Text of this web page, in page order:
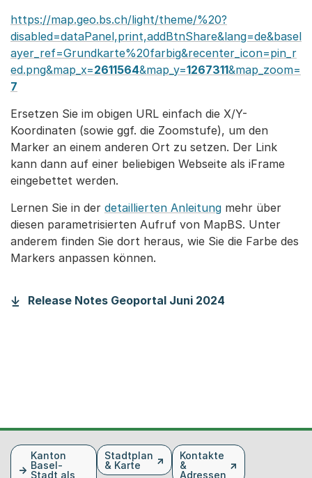
https://map.geo.bs.ch/light/theme/%20?
disabled=dataPanel,print,addBtnShare&lang=de&basel
ayer_ref=Grundkarte%20farbig&recenter_icon=pin_r
ed.png&map_x=2611564&map_y=1267311&map_zoom=
7
Ersetzen Sie im obigen URL einfach die X/Y-
Koordinaten (sowie ggf. die Zoomstufe), um den
Marker an einem anderen Ort zu setzen. Der Link
kann dann auf einer beliebigen Webseite als iFrame
eingebettet werden.
Lernen Sie in der detaillierten Anleitung mehr über
diesen parametrisierten Aufruf von MapBS. Unter
anderem finden Sie dort heraus, wie Sie die Farbe des
Markers anpassen können.
Release Notes Geoportal Juni 2024
FusszeileKanton
Basel-
Stadt als
Stadtplan
& Karte
Kontakte
&
Adressen